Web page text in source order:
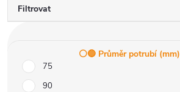
Filtrovat
⚪️🔵 Průměr potrubí (mm)
75
90